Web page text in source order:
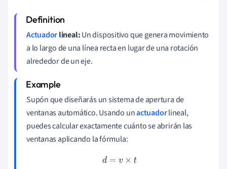
Actuadorlineal:Un dispositivo que genera movimiento
a lo largo de una línea recta en lugar de una rotación
alrededor de un eje.
Supón que diseñarás un sistema de apertura de
ventanas automático. Usando unactuadorlineal,
puedes calcular exactamente cuánto se abrirán las
ventanas aplicando la fórmula:
d=v×t